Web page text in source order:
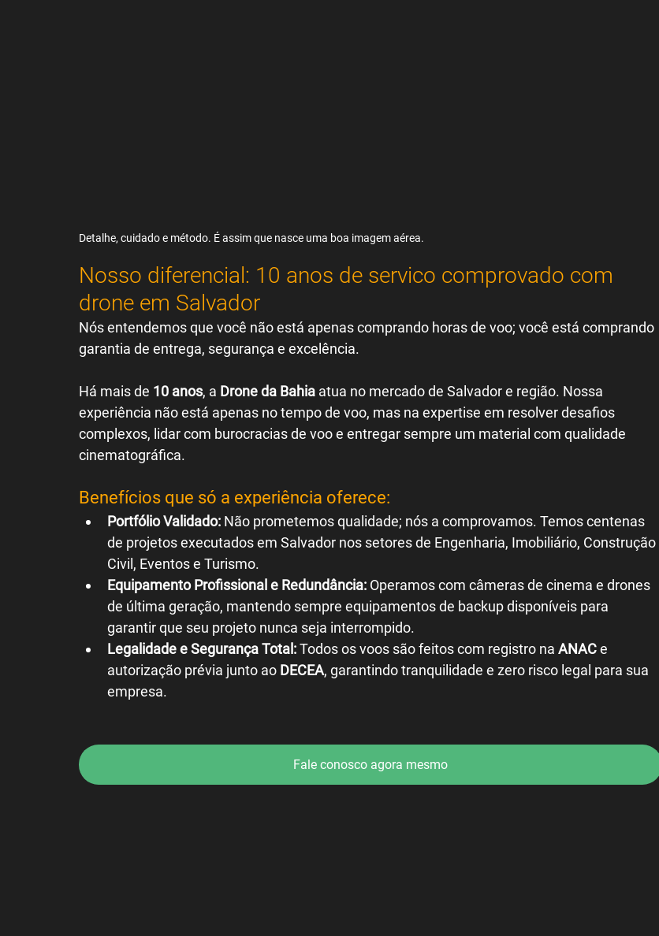
Detalhe, cuidado e método. É assim que nasce uma boa imagem aérea.
Nosso diferencial: 10 anos de servico comprovado com
drone em Salvador
Nós entendemos que você não está apenas comprando horas de voo; você está comprando
garantia de entrega, segurança e excelência.
Há mais de 10 anos, a Drone da Bahia atua no mercado de Salvador e região. Nossa
experiência não está apenas no tempo de voo, mas na expertise em resolver desafios
complexos, lidar com burocracias de voo e entregar sempre um material com qualidade
cinematográfica.
Benefícios que só a experiência oferece:
Portfólio Validado: Não prometemos qualidade; nós a comprovamos. Temos centenas
de projetos executados em Salvador nos setores de Engenharia, Imobiliário, Construção
Civil, Eventos e Turismo.
Equipamento Profissional e Redundância: Operamos com câmeras de cinema e drones
de última geração, mantendo sempre equipamentos de backup disponíveis para
garantir que seu projeto nunca seja interrompido.
Legalidade e Segurança Total: Todos os voos são feitos com registro na ANAC e
autorização prévia junto ao DECEA, garantindo tranquilidade e zero risco legal para sua
empresa.
Fale conosco agora mesmo